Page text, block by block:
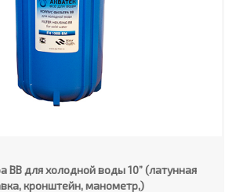
ВВ для холодной воды 10” (латунная
кронштейн, манометр,)